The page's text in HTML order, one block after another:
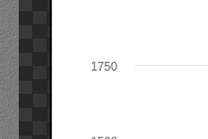
1750